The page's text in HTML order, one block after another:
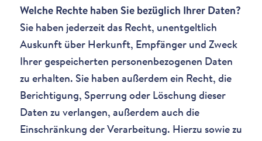
Welche Rechte haben Sie bezüglich Ihrer Daten?
Sie haben jederzeit das Recht, unentgeltlich
Auskunft über Herkunft, Empfänger und Zweck
Ihrer gespeicherten personenbezogenen Daten
zu erhalten. Sie haben außerdem ein Recht, die
Berichtigung, Sperrung oder Löschung dieser
Daten zu verlangen, außerdem auch die
Einschränkung der Verarbeitung. Hierzu sowie zu